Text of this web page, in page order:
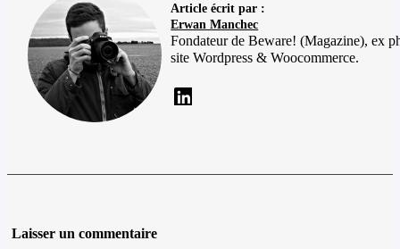
Article écrit par :
Erwan Manchec
Fondateur de Beware! (Magazine), ex
site Wordpress & Woocommerce.
Laisser un commentaire